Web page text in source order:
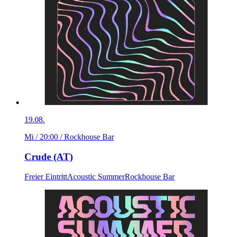
19.08.
Mi / 20:00 / Rockhouse Bar
Crude (AT)
Freier EintrittAcoustic SummerRockhouse Bar